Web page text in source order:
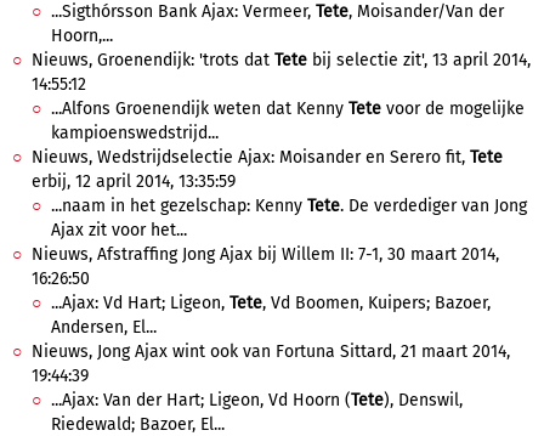
...Sigthórsson Bank Ajax: Vermeer, Tete, Moisander/Van der
Hoorn,...
Nieuws, Groenendijk: 'trots dat Tete bij selectie zit', 13 april 2014,
14:55:12
...Alfons Groenendijk weten dat Kenny Tete voor de mogelijke
kampioenswedstrijd...
Nieuws, Wedstrijdselectie Ajax: Moisander en Serero fit, Tete
erbij, 12 april 2014, 13:35:59
...naam in het gezelschap: Kenny Tete. De verdediger van Jong
Ajax zit voor het...
Nieuws, Afstraffing Jong Ajax bij Willem II: 7-1, 30 maart 2014,
16:26:50
...Ajax: Vd Hart; Ligeon, Tete, Vd Boomen, Kuipers; Bazoer,
Andersen, El...
Nieuws, Jong Ajax wint ook van Fortuna Sittard, 21 maart 2014,
19:44:39
...Ajax: Van der Hart; Ligeon, Vd Hoorn (Tete), Denswil,
Riedewald; Bazoer, El...